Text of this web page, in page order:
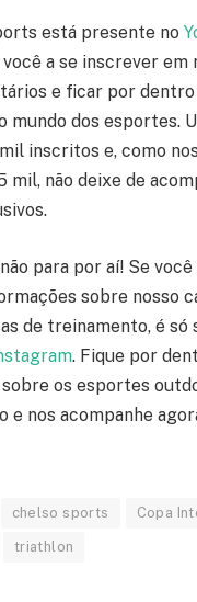
está presente no
a se inscrever em
e ficar por dentro
mundo dos esportes.
inscritos e, como
mil, não deixe de
para por aí! Se
sobre nosso
de treinamento, é só
. Fique por
os esportes
e nos acompanhe
chelso sports Copa
triathlon